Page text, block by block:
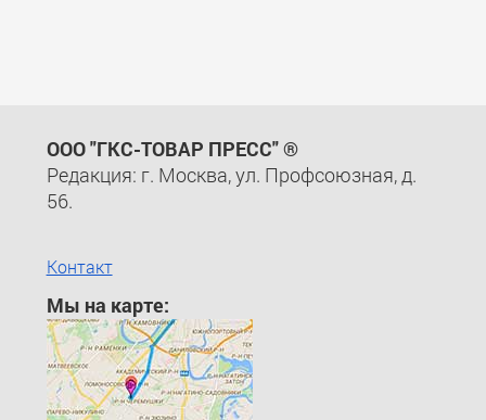
ООО "ГКС-ТОВАР ПРЕСС" ®
Редакция: г. Москва, ул. Профсоюзная, д.
56.
Контакт
Мы на карте: